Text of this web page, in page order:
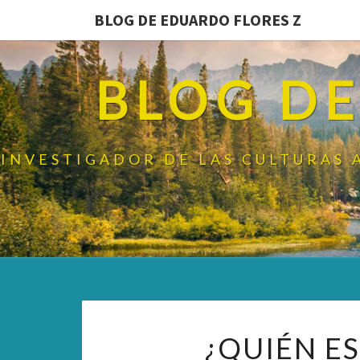
BLOG DE EDUARDO FLORES Z
BLOG
INVESTIGADOR DE LAS CULTURAS
¿QUIÉN